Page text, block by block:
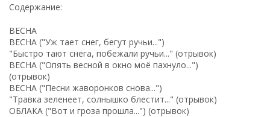
Содержание:
ВЕСНА
ВЕСНА ("Уж тает снег, бегут ручьи...")
"Быстро тают снега, побежали ручьи..." (отрывок)
ВЕСНА ("Опять весной в окно моё пахнуло...")
(отрывок)
ВЕСНА ("Песни жаворонков снова...")
"Травка зеленеет, солнышко блестит..." (отрывок)
ОБЛАКА ("Вот и гроза прошла...") (отрывок)